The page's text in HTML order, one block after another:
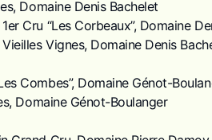
Domaine Denis Bachelet
Cru “Les Corbeaux”, Domaine
Vignes, Domaine Denis
Combes”, Domaine Génot-
Domaine Génot-Boulanger